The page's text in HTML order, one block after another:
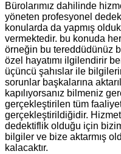
Bürolarımız dahilinde
yöneten profesyonel
konularda da yapmış
vermektedir. bu konuda
örneğin bu tereddüdünüz
özel hayatımı ilgilendirir
üçüncü şahıslar ile
sorunlar başkalarına
kapılıyorsanız bilmeniz
gerçekleştirilen tüm
gerçekleştirildiğidir.
dedektiflik olduğu için
bilgiler ve bize aktarmış
kalacaktır.